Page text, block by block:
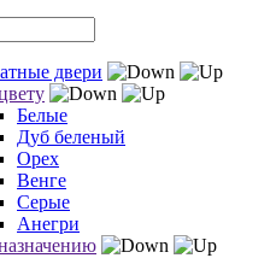
двери
Белые
Дуб беленый
Орех
Венге
Серые
Анегри